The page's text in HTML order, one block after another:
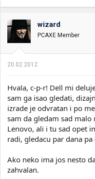
wizard
PCAXE Member
20.02.2012.
Hvala, c-p-r! Dell mi
sam ga isao gledati,
izrade je odvratan i po
sam da gledam sad malo
Lenovo, ali i tu sad opet
radi, gledacu par dana
Ako neko ima jos nesto
zahvalan.